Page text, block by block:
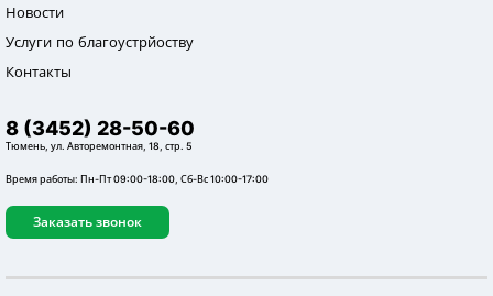
Новости
Услуги по благоустрйоству
Контакты
8 (3452) 28-50-60
Тюмень, ул. Авторемонтная, 18, стр. 5
Время работы: Пн-Пт 09:00-18:00, Сб-Вс 10:00-17:00
Заказать звонок